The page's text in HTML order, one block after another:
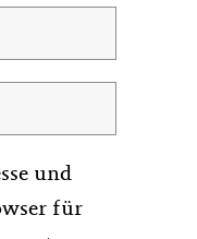
und
für